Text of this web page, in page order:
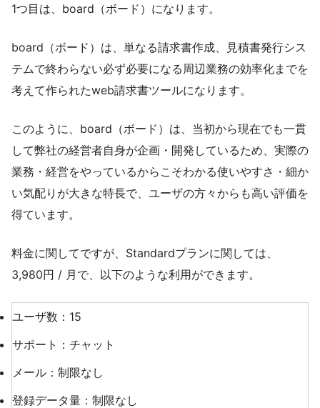
1つ目は、board（ボード）になります。
board（ボード）は、単なる請求書作成、見積書発行シス
テムで終わらない必ず必要になる周辺業務の効率化までを
考えて作られたweb請求書ツールになります。
このように、board（ボード）は、当初から現在でも一貫
して弊社の経営者自身が企画・開発しているため、 実際の
業務・経営をやっているからこそわかる使いやすさ・細か
い気配り が大きな特長で、ユーザの方々からも高い評価を
得ています。
料金に関してですが、Standardプランに関しては、
3,980円 / 月で、以下のような利用ができます。
ユーザ数：15
サポート：チャット
メール：制限なし
登録データ量：制限なし